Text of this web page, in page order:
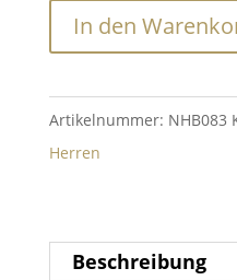
Russian
Leather
&
Shower
Menge
In den
Artikelnummer: NHB083
Herren
Beschreibung